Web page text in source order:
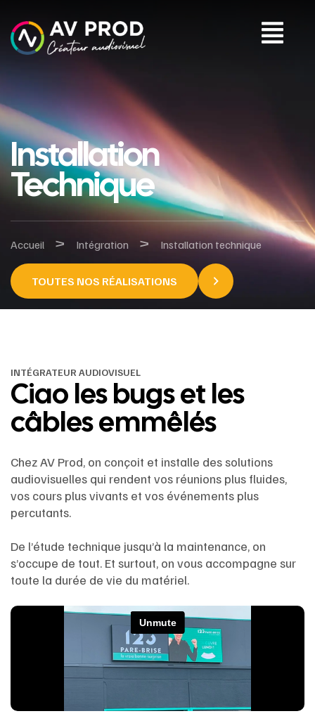
Installation
Technique
Accueil > Intégration > Installation technique
TOUTES NOS RÉALISATIONS
INTÉGRATEUR AUDIOVISUEL
Ciao les bugs et les
câbles emmêlés
Chez AV Prod, on conçoit et installe des solutions
audiovisuelles qui rendent vos réunions plus fluides,
vos cours plus vivants et vos événements plus
percutants.
De l’étude technique jusqu’à la maintenance, on
s’occupe de tout. Et surtout, on vous accompagne sur
toute la durée de vie du matériel.